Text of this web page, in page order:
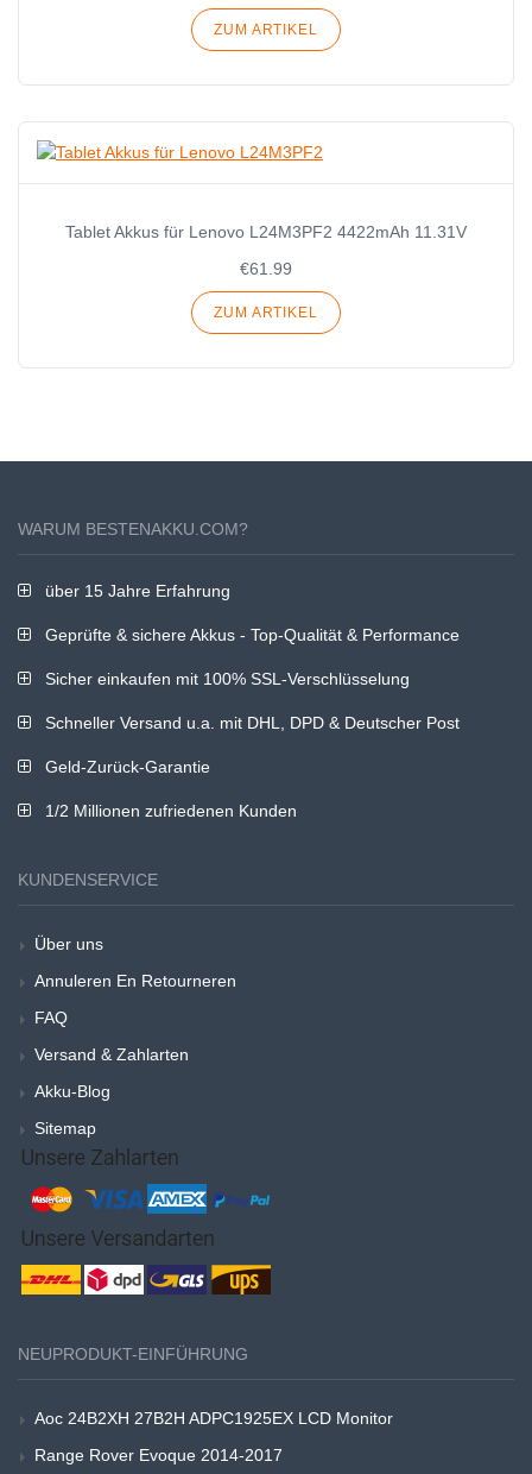
ZUM ARTIKEL
Tablet Akkus für Lenovo L24M3PF2 4422mAh 11.31V
€61.99
ZUM ARTIKEL
WARUM BESTENAKKU.COM?
über 15 Jahre Erfahrung
Geprüfte & sichere Akkus - Top-Qualität & Performance
Sicher einkaufen mit 100% SSL-Verschlüsselung
Schneller Versand u.a. mit DHL, DPD & Deutscher Post
Geld-Zurück-Garantie
1/2 Millionen zufriedenen Kunden
KUNDENSERVICE
Über uns
Annuleren En Retourneren
FAQ
Versand & Zahlarten
Akku-Blog
Sitemap
NEUPRODUKT-EINFÜHRUNG
Aoc 24B2XH 27B2H ADPC1925EX LCD Monitor
Range Rover Evoque 2014-2017